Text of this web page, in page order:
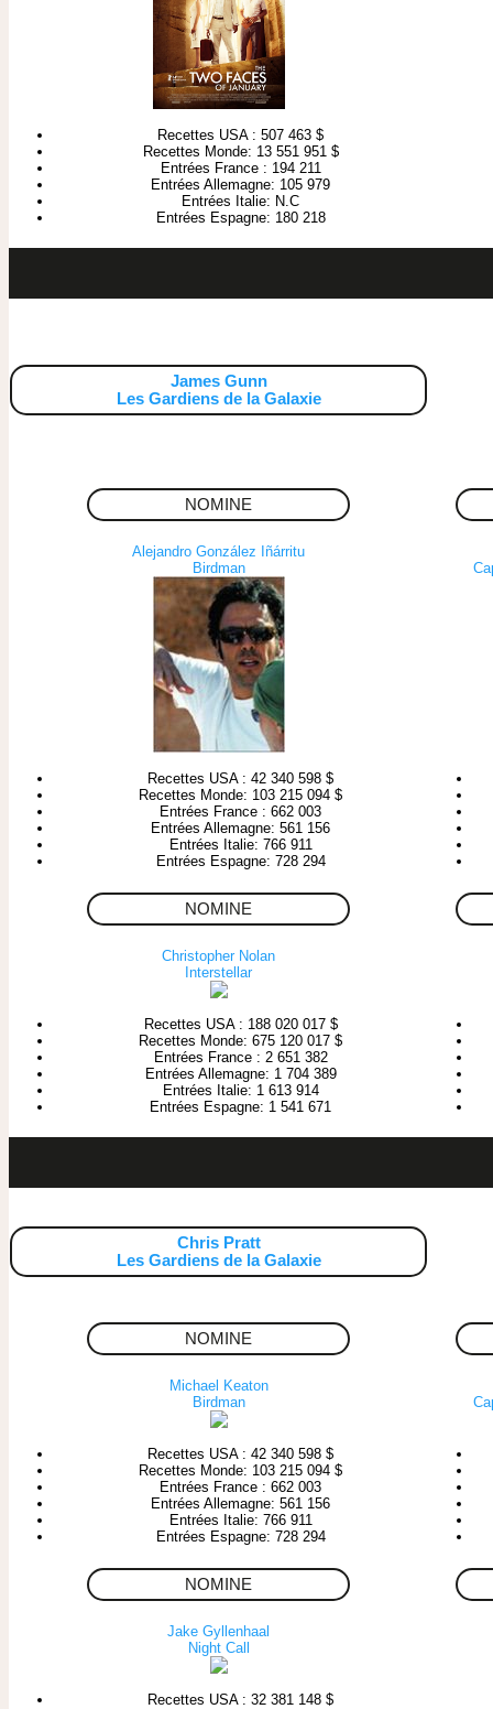
Recettes USA : 507 463 $
Recettes Monde: 13 551 951 $
Entrées France : 194 211
Entrées Allemagne: 105 979
Entrées Italie: N.C
Entrées Espagne: 180 218
James Gunn
Les Gardiens de la Galaxie
NOMINE
Alejandro González Iñárritu
Birdman
Recettes USA : 42 340 598 $
Recettes Monde: 103 215 094 $
Entrées France : 662 003
Entrées Allemagne: 561 156
Entrées Italie: 766 911
Entrées Espagne: 728 294
NOMINE
Christopher Nolan
Interstellar
Recettes USA : 188 020 017 $
Recettes Monde: 675 120 017 $
Entrées France : 2 651 382
Entrées Allemagne: 1 704 389
Entrées Italie: 1 613 914
Entrées Espagne: 1 541 671
Chris Pratt
Les Gardiens de la Galaxie
NOMINE
Michael Keaton
Birdman
Recettes USA : 42 340 598 $
Recettes Monde: 103 215 094 $
Entrées France : 662 003
Entrées Allemagne: 561 156
Entrées Italie: 766 911
Entrées Espagne: 728 294
NOMINE
Jake Gyllenhaal
Night Call
Recettes USA : 32 381 148 $